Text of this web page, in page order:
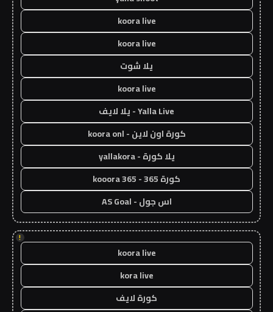
koora live
koora live
يلا شوت
koora live
Yalla Live - يلا لايف
كورة اون لاين - koora onl
يلا كورة - yallakora
كورة 365 - kooora 365
اس جول - AS Goal
!
koora live
kora live
كورة لايف